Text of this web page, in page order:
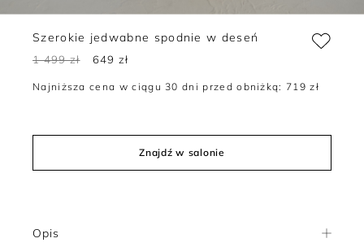
Szerokie jedwabne spodnie w deseń
1 499 zł 649 zł
Najniższa cena w ciągu 30 dni przed obniżką: 719 zł
Znajdź w salonie
Opis